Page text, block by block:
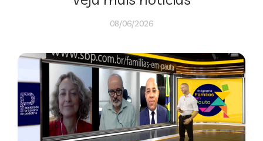
08/06/2026